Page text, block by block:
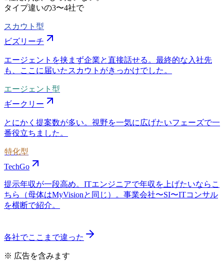
タイプ違いの3〜4社で
スカウト型
ビズリーチ
エージェントを挟まず企業と直接話せる。最終的な入社先
も、ここに届いたスカウトがきっかけでした。
エージェント型
ギークリー
とにかく提案数が多い。視野を一気に広げたいフェーズで一
番役立ちました。
特化型
TechGo
提示年収が一段高め。ITエンジニアで年収を上げたいならこ
ちら（母体はMyVisionと同じ）。事業会社〜SI〜ITコンサル
を横断で紹介。
各社でここまで違った
※ 広告を含みます